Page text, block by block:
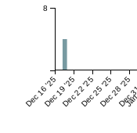
Dec 16 '25Dec 19 '25Dec 22 '25Dec 25 '25Dec 28 '25
Dec
8